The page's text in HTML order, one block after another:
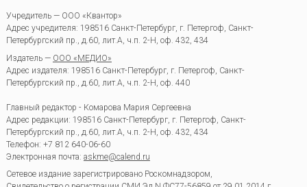
Учредитель — ООО «Квантор»
Адрес учредителя: 198516 Санкт-Петербург, г. Петергоф, Санкт-
Петербургский пр., д.60, лит.А, ч.п. 2-Н, оф. 432, 434
Издатель — ООО «МЕДИО»
Адрес издателя: 198516 Санкт-Петербург, г. Петергоф, Санкт-
Петербургский пр., д.60, лит.А, ч.п. 2-Н, оф. 440
Главный редактор - Комарова Мария Сергеевна
Адрес редакции: 198516 Санкт-Петербург, г. Петергоф Санкт-
Петербургский пр., д.60, лит.А, ч.п. 2-Н, оф. 432, 434
Телефон: +7 812 640-06-60
Электронная почта: askme@calend.ru
Сетевое издание зарегистрировано Роскомнадзором,